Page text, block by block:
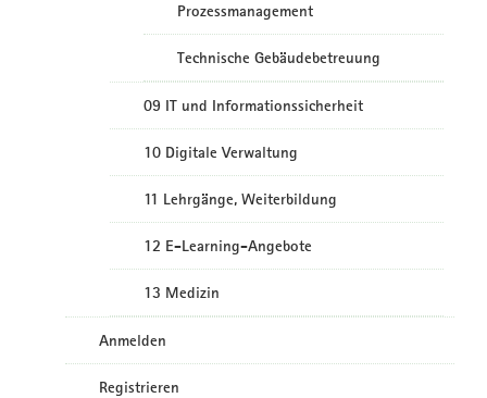
Prozessmanagement
Technische Gebäudebetreuung
09 IT und Informationssicherheit
10 Digitale Verwaltung
11 Lehrgänge, Weiterbildung
12 E-Learning-Angebote
13 Medizin
Anmelden
Registrieren